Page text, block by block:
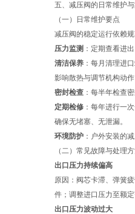
五、减压阀的日常维护
（一）日常维护要点
减压阀的稳定运行依赖
压力监测 ：定期查看进
清洁保养 ：每月清理进
影响散热与调节机构动
密封检查 ：每半年检查
定期检修 ：每年进行一
确保无堵塞、无泄漏。
环境防护 ：户外安装的
（二）常见故障与处理
出口压力持续偏高
原因：阀芯卡滞、弹簧
件；调整进口压力至额
出口压力波动过大